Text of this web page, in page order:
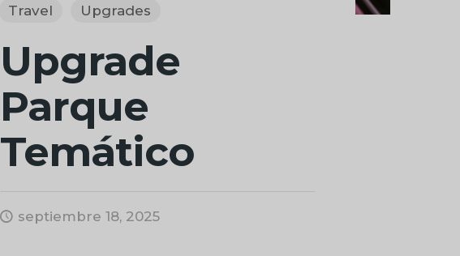
Travel Upgrades
Upgrade
Parque
Temático
septiembre 18, 2025